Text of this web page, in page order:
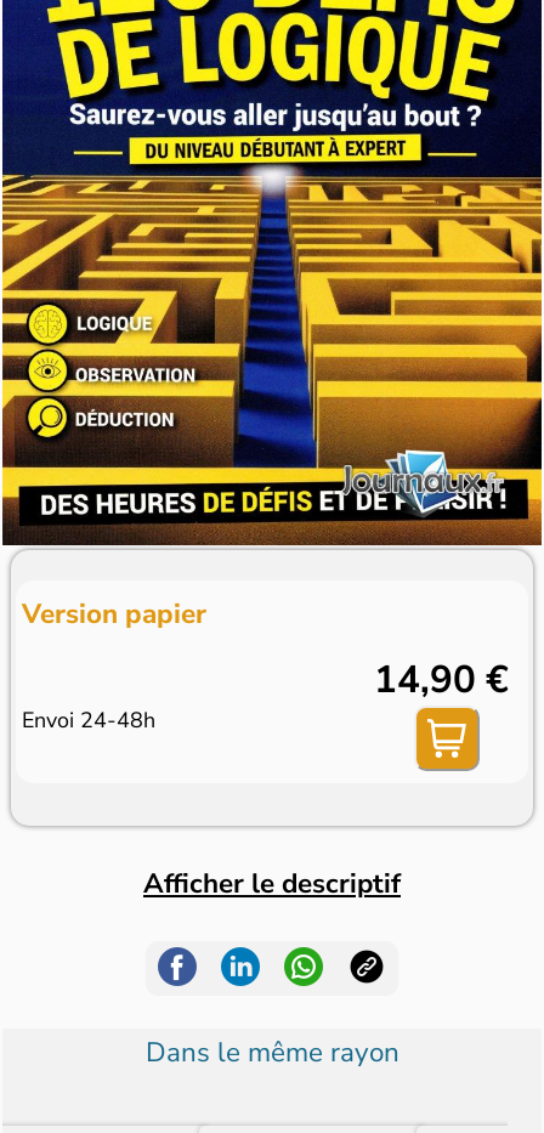
Version papier
Envoi 24-48h
14,90 €
Afficher le descriptif
Dans le même rayon